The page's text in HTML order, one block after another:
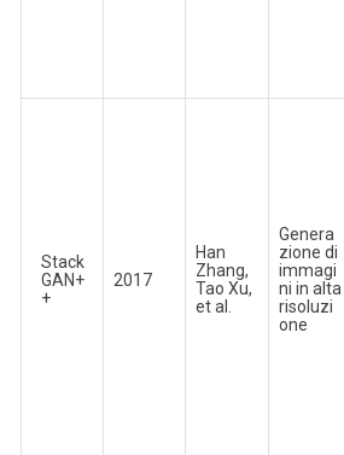
Stack
GAN+
+
2017
Han
Zhang,
Tao Xu,
et al.
Genera
zione di
immagi
ni in alta
risoluzi
one